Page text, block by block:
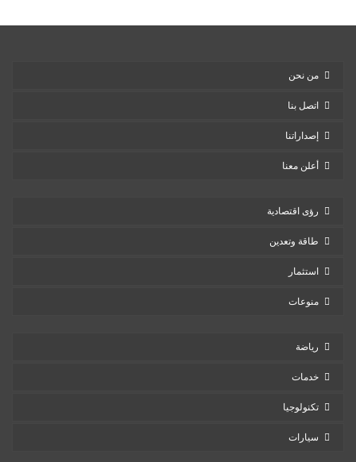
من نحن
اتصل بنا
إصداراتنا
أعلن معنا
رؤى اقتصادية
طاقة وتعدين
استثمار
منوعات
رياضة
خدمات
تكنولوجيا
سيارات